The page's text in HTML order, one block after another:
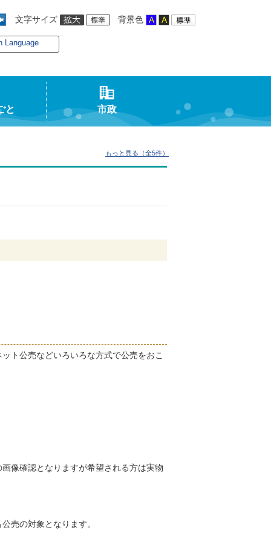
文字サイズ 背景色
Language
と 市政
もっと見る（全5件）
ト公売などいろいろな方式で公売をおこ
像確認となりますが希望される方は実物
売の対象となります。